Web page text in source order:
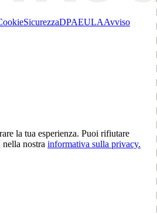
SicurezzaDPAEULAAvviso
la tua esperienza. Puoi rifiutare
nostra informativa sulla privacy.